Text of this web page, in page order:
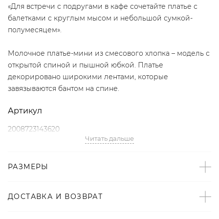
«Для встречи с подругами в кафе сочетайте платье с
балетками с круглым мысом и небольшой сумкой-
полумесяцем».
Молочное платье-мини из смесового хлопка – модель с
открытой спиной и пышной юбкой. Платье
декорировано широкими лентами, которые
завязываются бантом на спине.
Артикул
2008723143620
– Произведено по индивидуальному заказу и под
– Дизайн: Санкт-Петербург, Россия;
Читать дальше
РАЗМЕРЫ
ДОСТАВКА И ВОЗВРАТ